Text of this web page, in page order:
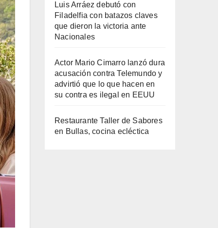
Luis Arráez debutó con
Filadelfia con batazos claves
que dieron la victoria ante
Nacionales
Actor Mario Cimarro lanzó dura
acusación contra Telemundo y
advirtió que lo que hacen en
su contra es ilegal en EEUU
Restaurante Taller de Sabores
en Bullas, cocina ecléctica